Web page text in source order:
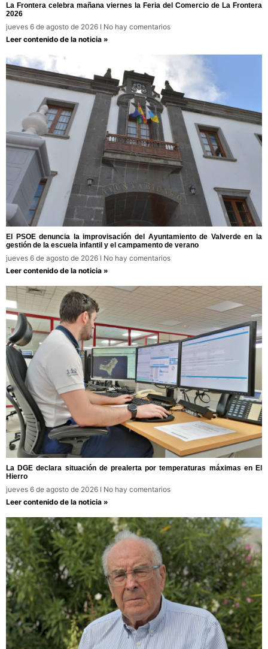
La Frontera celebra mañana viernes la Feria del Comercio de La Frontera
2026
jueves 6 de agosto de 2026
No hay comentarios
Leer contenido de la noticia »
El PSOE denuncia la improvisación del Ayuntamiento de Valverde en la
gestión de la escuela infantil y el campamento de verano
jueves 6 de agosto de 2026
No hay comentarios
Leer contenido de la noticia »
La DGE declara situación de prealerta por temperaturas máximas en El
Hierro
jueves 6 de agosto de 2026
No hay comentarios
Leer contenido de la noticia »